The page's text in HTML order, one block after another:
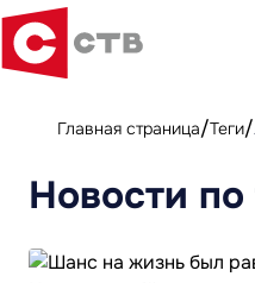
Главная страница Теги
Новости по